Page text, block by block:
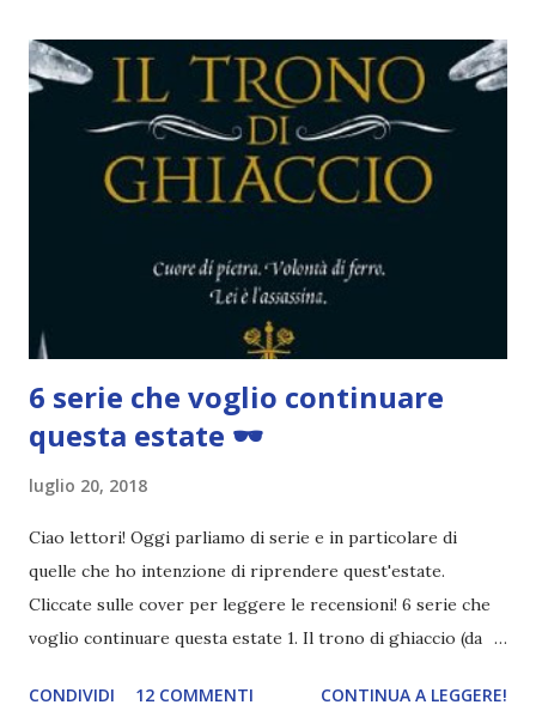
6 serie che voglio continuare
questa estate 🕶
luglio 20, 2018
Ciao lettori! Oggi parliamo di serie e in particolare di
quelle che ho intenzione di riprendere quest'estate.
Cliccate sulle cover per leggere le recensioni! 6 serie che
voglio continuare questa estate 1. Il trono di ghiaccio (da
shadows ", " Empire of storms ", " Tower of dawn ", "
CONDIVIDI 12 COMMENTI CONTINUA A LEGGERE!